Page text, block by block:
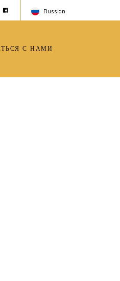
Russian
С НАМИ